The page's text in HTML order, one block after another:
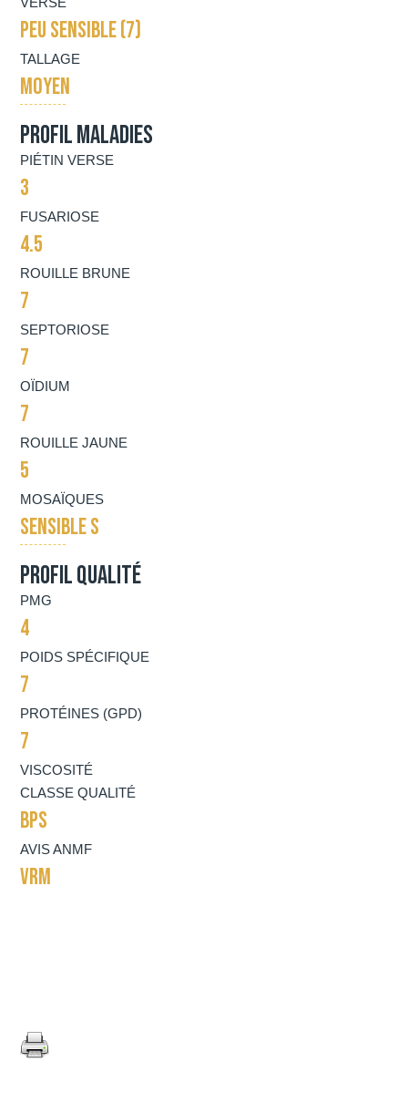
PEU SENSIBLE (7)
TALLAGE
MOYEN
Profil maladies
PIÉTIN VERSE
3
FUSARIOSE
4.5
ROUILLE BRUNE
7
SEPTORIOSE
7
OÏDIUM
7
ROUILLE JAUNE
5
MOSAÏQUES
SENSIBLE S
Profil qualité
PMG
4
POIDS SPÉCIFIQUE
7
PROTÉINES (GPD)
7
VISCOSITÉ
CLASSE QUALITÉ
BPS
AVIS ANMF
VRM